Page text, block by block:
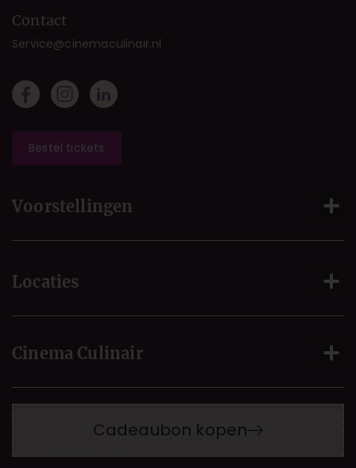
Contact
Service@cinemaculinair.nl
Bestel tickets
Voorstellingen
Locaties
Cinema Culinair
Cadeaubon kopen